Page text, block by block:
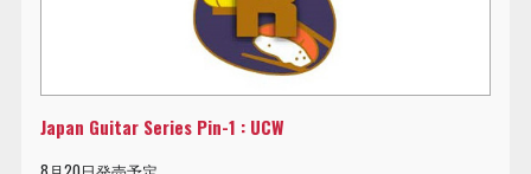
Japan Guitar Series Pin-1 : UCW